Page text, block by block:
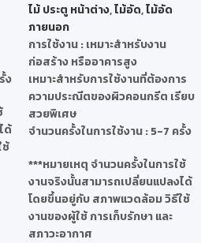
ง
ด้
ช้
ไม้ ประตู หน้าต่าง,ไม้อัด,ไม้อัด
ภายนอก
การใช้งาน : เหมาะสำหรับงาน
ก่อสร้าง หรืออาคารสูง
เหมาะสำหรับการใช้งานที่ต้องการ
ความประณีตของผิวคอนกรีต เรียบ
สวยพิเศษ
จำนวนครั้งในการใช้งาน : 5-7 ครั้ง
***หมายเหตุ จำนวนครั้งในการใช้
งานจริงนั้นสามารถเปลี่ยนแปลงได้
โดยขึ้นอยู่กับ สภาพแวดล้อม วิธีใช้
งานของผู้ใช้ การเก็บรักษา และ
สภาวะอากาศ